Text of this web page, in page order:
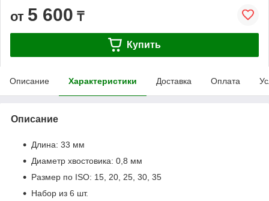
от 5 600 ₸
Купить
Описание Характеристики Доставка Оплата
Описание
Длина: 33 мм
Диаметр хвостовика: 0,8 мм
Размер по ISO: 15, 20, 25, 30, 35
Набор из 6 шт.